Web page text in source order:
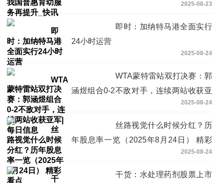
2025-08-23
即时：加纳特马港全面实行
24小时运营
2025-08-24
WTA蒙特雷站双打决赛：郭
涵煜组合0-2不敌对手，连续两站收获亚
2025-08-24
丝路视觉什么时候分红？历
年股息率一览（2025年8月24日） 精彩
2025-08-24
干货：水处理药剂股票上市